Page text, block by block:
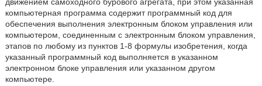
компьютерная программа содержит программный код для
обеспечения выполнения электронным блоком управления или
компьютером, соединенным с электронным блоком управления,
этапов по любому из пунктов 1-8 формулы изобретения, когда
указанный программный код выполняется в указанном
электронном блоке управления или указанном другом
компьютере.